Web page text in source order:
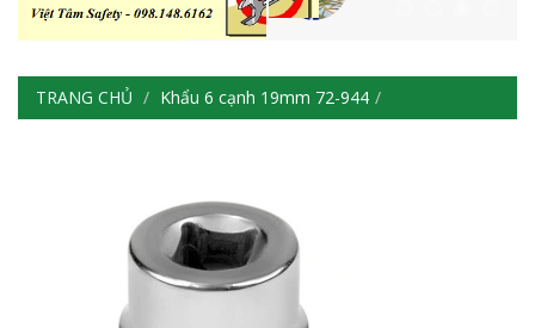
TRANG CHỦ Khẩu 6 cạnh 19mm 72-944